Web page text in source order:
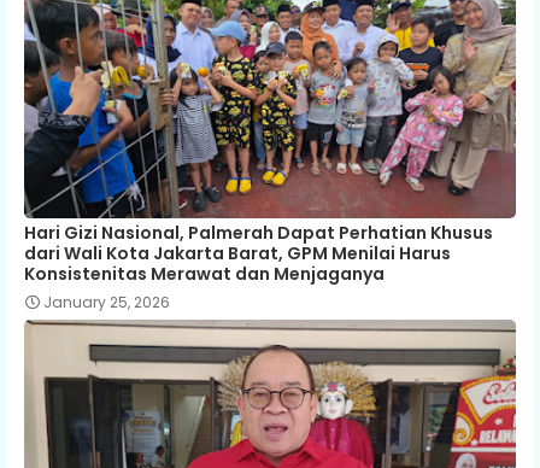
Hari Gizi Nasional, Palmerah Dapat Perhatian Khusus
dari Wali Kota Jakarta Barat, GPM Menilai Harus
Konsistenitas Merawat dan Menjaganya
January 25, 2026